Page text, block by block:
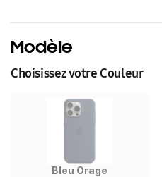
Modèle
Choisissez votre Couleur
Bleu Orage